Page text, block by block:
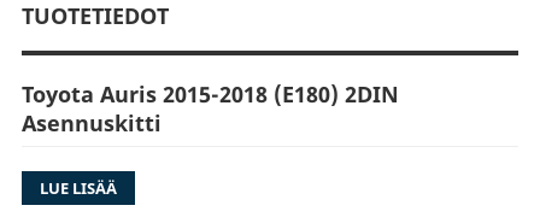
TUOTETIEDOT
Toyota Auris 2015-2018 (E180) 2DIN
Asennuskitti
LUE LISÄÄ